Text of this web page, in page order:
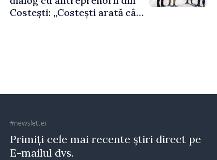
Costești: „Costești arată cât
#newsletter
Primiți cele mai recente știri direct pe
E-mailul dvs.